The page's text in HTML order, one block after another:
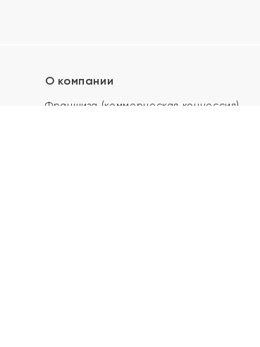
О компании
Франшиза (коммерческая концессия)